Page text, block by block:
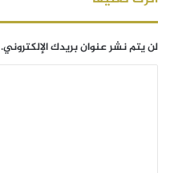
لن يتم نشر عنوان بريدك الإلكتروني.